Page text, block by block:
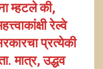
म्हटले की,
रेल्वे
प्रत्येकी
मात्र, उद्धव